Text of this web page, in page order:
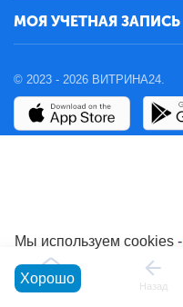
МОЯ УЧЕТНАЯ ЗАПИСЬ
© 2023 - 2026 ВИТРИНА24.
Главная Назад
Мы используем cookies -
Хорошо